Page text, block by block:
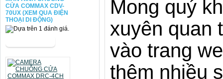
CỬA COMMAX CDV-
70UX (XEM QUA ĐIỆN
THOẠI DI ĐỘNG)
Mong quý
xuyên quan
vào trang
thêm nhiều